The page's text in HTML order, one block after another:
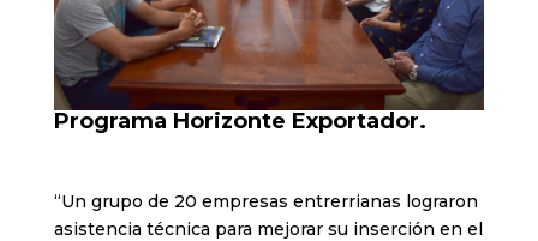
Programa Horizonte Exportador.
“Un grupo de 20 empresas entrerrianas lograron
asistencia técnica para mejorar su inserción en el